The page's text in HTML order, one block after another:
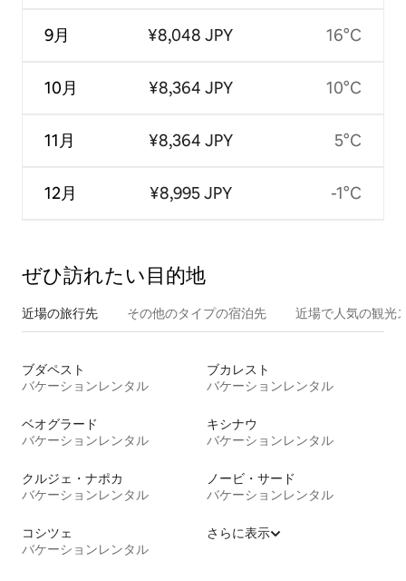
9月
10月
11月
12月
¥8,048 JPY
¥8,364 JPY
¥8,364 JPY
¥8,995 JPY
16°C
10°C
5°C
-1°C
ぜひ訪⁠れ⁠た⁠い目⁠的⁠地
近場の旅行先 その他のタ⁠イ⁠プ⁠の宿⁠泊⁠先 近場で人気の観光
ブダペスト
バケーションレンタル
ブカレスト
バケーションレンタル
ベオグラード
バケーションレンタル
キシナウ
バケーションレンタル
クルジェ・ナポカ
バケーションレンタル
ノービ・サード
バケーションレンタル
コシツェ
バケーションレンタル
さらに表示